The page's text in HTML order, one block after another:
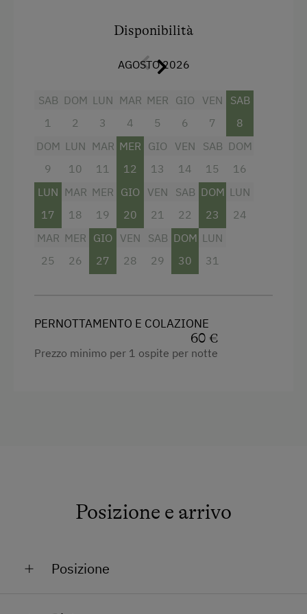
Vista sulla montagna
Asciugamani
Edificio principale
Letto singolo
Disponibilità
AGOSTO 2026
SAB
1
DOM
2
LUN
3
MAR
4
MER
5
GIO
6
VEN
7
SAB
8
DOM
9
LUN
10
MAR
11
MER
12
GIO
13
VEN
14
SAB
15
DOM
16
LUN
17
MAR
18
MER
19
GIO
20
VEN
21
SAB
22
DOM
23
LUN
24
MAR
25
MER
26
GIO
27
VEN
28
SAB
29
DOM
30
LUN
31
PERNOTTAMENTO E COLAZIONE
60 €
Prezzo minimo per 1 ospite per notte
Posizione e arrivo
Posizione